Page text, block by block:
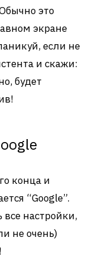
это
экране
если не
и скажи:
будет
конца и
“Google”.
настройки,
не очень)